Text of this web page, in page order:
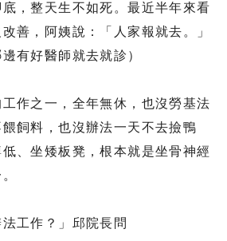
，整天生不如死。最近半年來看
善，阿姨說：「人家報就去。」
有好醫師就去就診）
作之一，全年無休，也沒勞基法
飼料，也沒辦法一天不去撿鴨
、坐矮板凳，根本就是坐骨神經
法工作？」邱院長問